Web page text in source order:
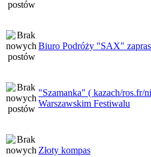
Biuro Podróży "SAX"
"Szamanka" ( kazach/ros.fr/
Warszawskim Festiwalu
Złoty kompas